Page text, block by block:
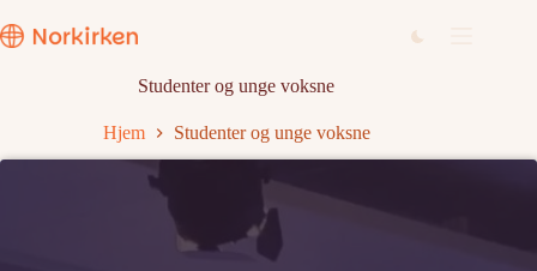
til
innholdet
Studenter og unge voksne
Hjem Studenter og unge voksne